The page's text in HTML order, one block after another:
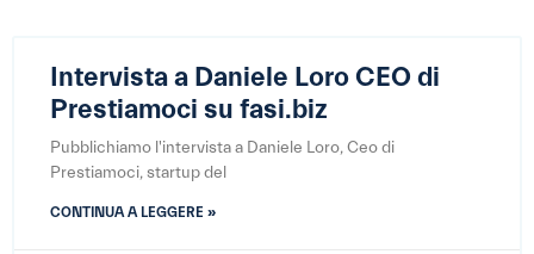
Intervista a Daniele Loro CEO di
Prestiamoci su fasi.biz
Pubblichiamo l'intervista a Daniele Loro, Ceo di
Prestiamoci, startup del
CONTINUA A LEGGERE »